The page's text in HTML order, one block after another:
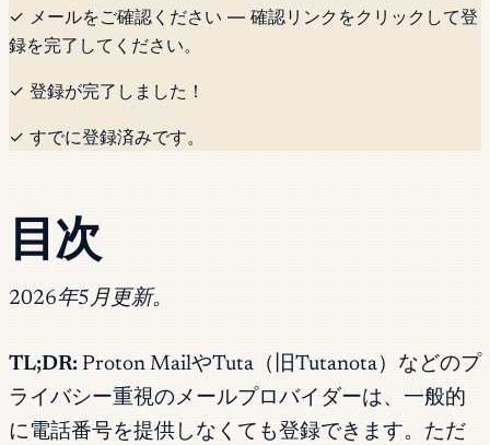
✓ メールをご確認ください — 確認リンクをクリックして登
録を完了してください。
✓ 登録が完了しました！
✓ すでに登録済みです。
目次
2026年5月更新。
TL;DR: Proton MailやTuta（旧Tutanota）などのプ
ライバシー重視のメールプロバイダーは、一般的
に電話番号を提供しなくても登録できます。ただ